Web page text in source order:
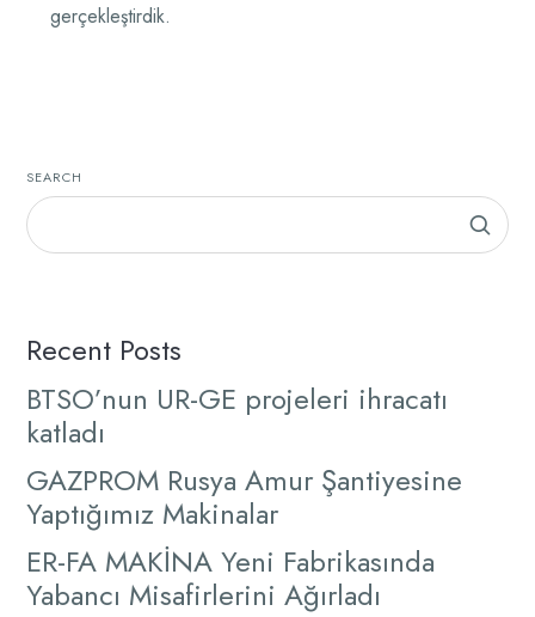
gerçekleştirdik.
SEARCH
Recent Posts
BTSO’nun UR-GE projeleri ihracatı
katladı
GAZPROM Rusya Amur Şantiyesine
Yaptığımız Makinalar
ER-FA MAKİNA Yeni Fabrikasında
Yabancı Misafirlerini Ağırladı